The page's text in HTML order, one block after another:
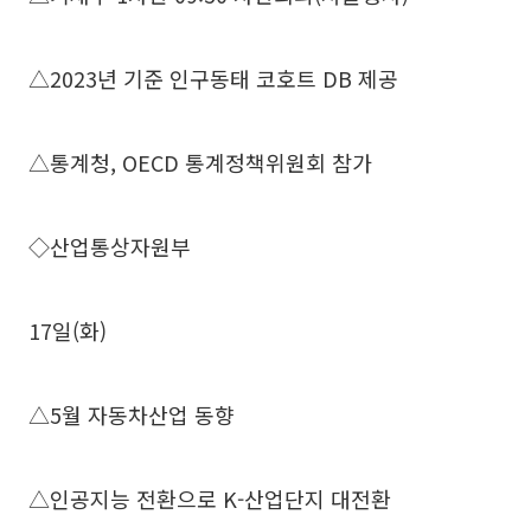
△2023년 기준 인구동태 코호트 DB 제공
△통계청, OECD 통계정책위원회 참가
◇산업통상자원부
17일(화)
△5월 자동차산업 동향
△인공지능 전환으로 K-산업단지 대전환